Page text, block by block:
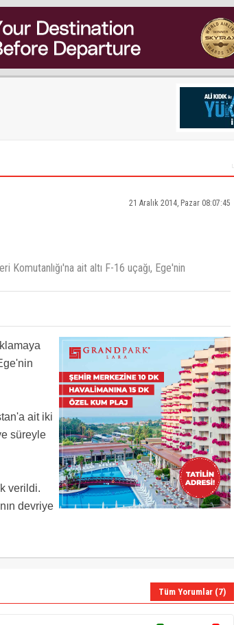
21 Aralık 2014, Pazar 08:07:45
Komutanlığı'na ait altı F-16 uçağı, Ege'nin
doğuruyor. Taktik strateji dış politika ; Yaz yaz oyna bir iş ya
CV'lerine eminim ekliyorlar ve THY'nin yabancı pilot
vurucu güce sahip bir adet hava üssümüz yok bile. geçici
kuvvet konuşlanmalı artık incirlik üssüne.
ait iki
süreyle
verildi.
devriye
Tüm Yorumlar (7)